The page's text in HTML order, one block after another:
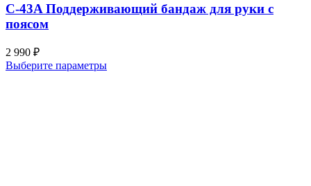
C-43A Поддерживающий бандаж для руки с
поясом
2 990 ₽
Выберите параметры